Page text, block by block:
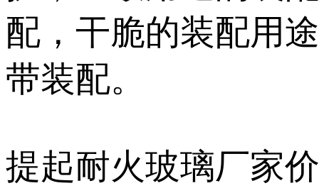
配，干脆的装配用
带装配。
提起耐火玻璃厂家